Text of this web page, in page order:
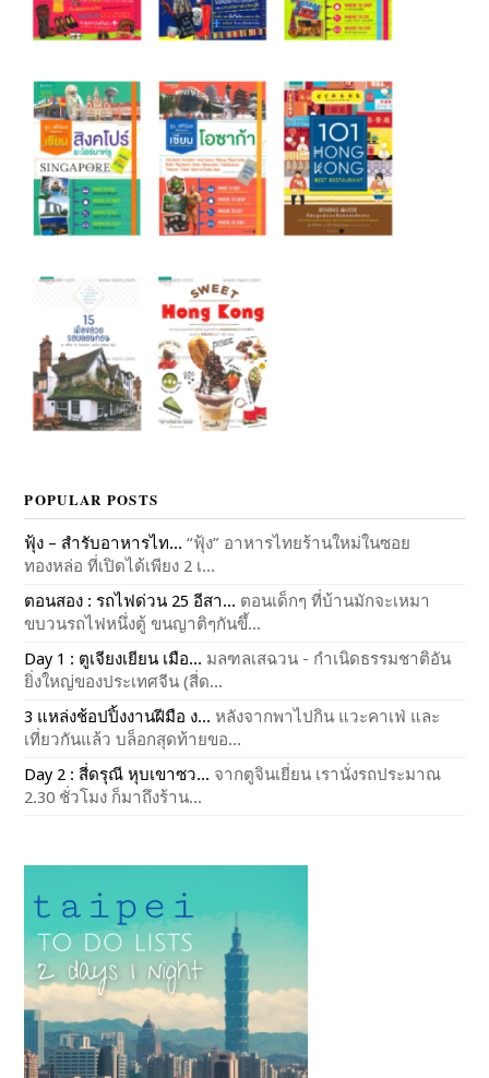
POPULAR POSTS
ฟุ้ง – สำรับอาหารไท... “ฟุ้ง” อาหารไทยร้านใหม่ในซอย
ทองหล่อ ที่เปิดได้เพียง 2 เ...
ตอนสอง : รถไฟด่วน 25 อีสา... ตอนเด็กๆ ที่บ้านมักจะเหมา
ขบวนรถไฟหนึ่งตู้ ขนญาติๆกันขึ้...
Day 1 : ตูเจียงเยียน เมือ... มลฑลเสฉวน - กำเนิดธรรมชาติอัน
ยิ่งใหญ่ของประเทศจีน (สี่ด...
3 แหล่งช้อปปิ้งงานฝีมือ ง... หลังจากพาไปกิน แวะคาเฟ่ และ
เที่ยวกันแล้ว บล็อกสุดท้ายขอ...
Day 2 : สี่ดรุณี หุบเขาซว... จากตูจินเยี่ยน เรานั่งรถประมาณ
2.30 ชั่วโมง ก็มาถึงร้าน...